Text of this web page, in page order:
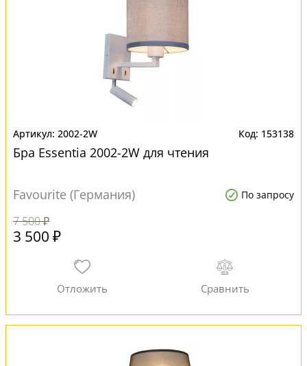
2002-2W 153138
Бра Essentia 2002-2W для чтения
Favourite (Германия) По запросу
7 500 ₽
3 500 ₽